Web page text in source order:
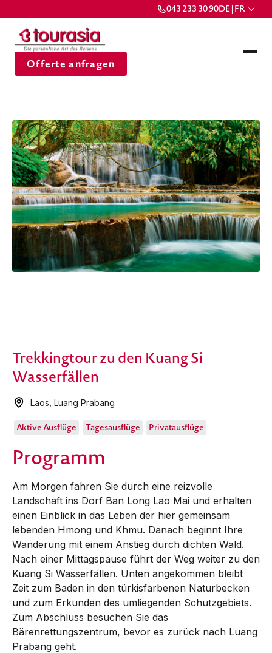
043 233 30 90DE | FR
Offerte anfragen
Trekkingtour zu den Kuang Si
Wasserfällen
Laos ,Luang Prabang
Aktive Ausflüge Tagesausflüge Privatausflüge
Programm
Am Morgen fahren Sie durch eine reizvolle
Landschaft ins Dorf Ban Long Lao Mai und erhalten
einen Einblick in das Leben der hier gemeinsam
lebenden Hmong und Khmu. Danach beginnt Ihre
Wanderung mit einem Anstieg durch dichten Wald.
Nach einer Mittagspause führt der Weg weiter zu den
Kuang Si Wasserfällen. Unten angekommen bleibt
Zeit zum Baden in den türkisfarbenen Naturbecken
und zum Erkunden des umliegenden Schutzgebiets.
Zum Abschluss besuchen Sie das
Bärenrettungszentrum, bevor es zurück nach Luang
Prabang geht.